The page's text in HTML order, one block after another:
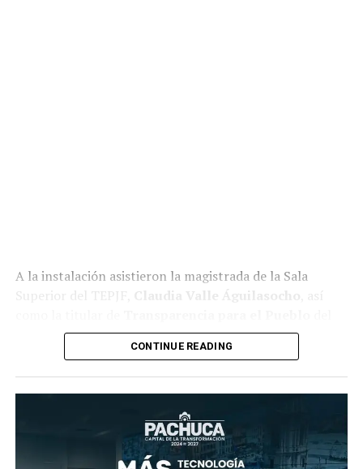
A la instalación asistieron la magistrada de la Sala
Superior del TEPJF,
Claudia Valle Águilasocho
Gobierno de México,María Tanivet Ramos Reyes
CONTINUE READING